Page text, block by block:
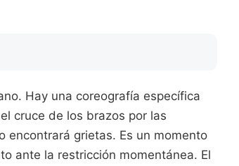
Hay una coreografía específica
cruce de los brazos por las
encontrará grietas. Es un momento
ante la restricción momentánea. El